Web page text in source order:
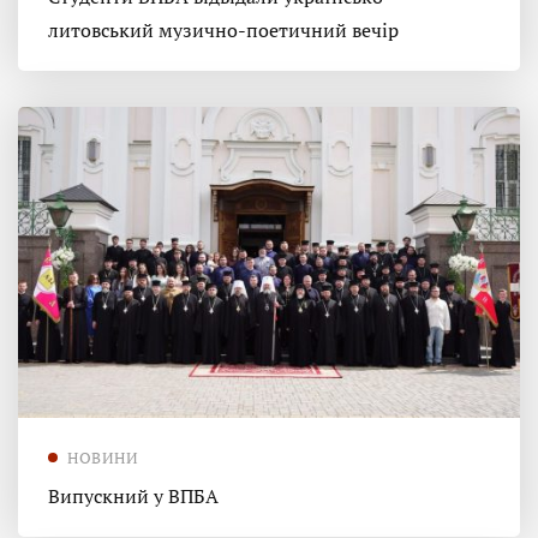
литовський музично-поетичний вечір
НОВИНИ
Випускний у ВПБА